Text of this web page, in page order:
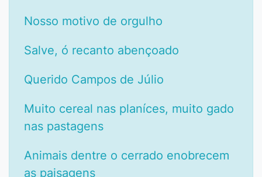
Nosso motivo de orgulho
Salve, ó recanto abençoado
Querido Campos de Júlio
Muito cereal nas planíces, muito gado
nas pastagens
Animais dentre o cerrado enobrecem
as paisagens